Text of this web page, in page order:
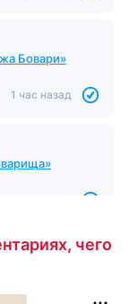
Бовари»
1 час назад
чего